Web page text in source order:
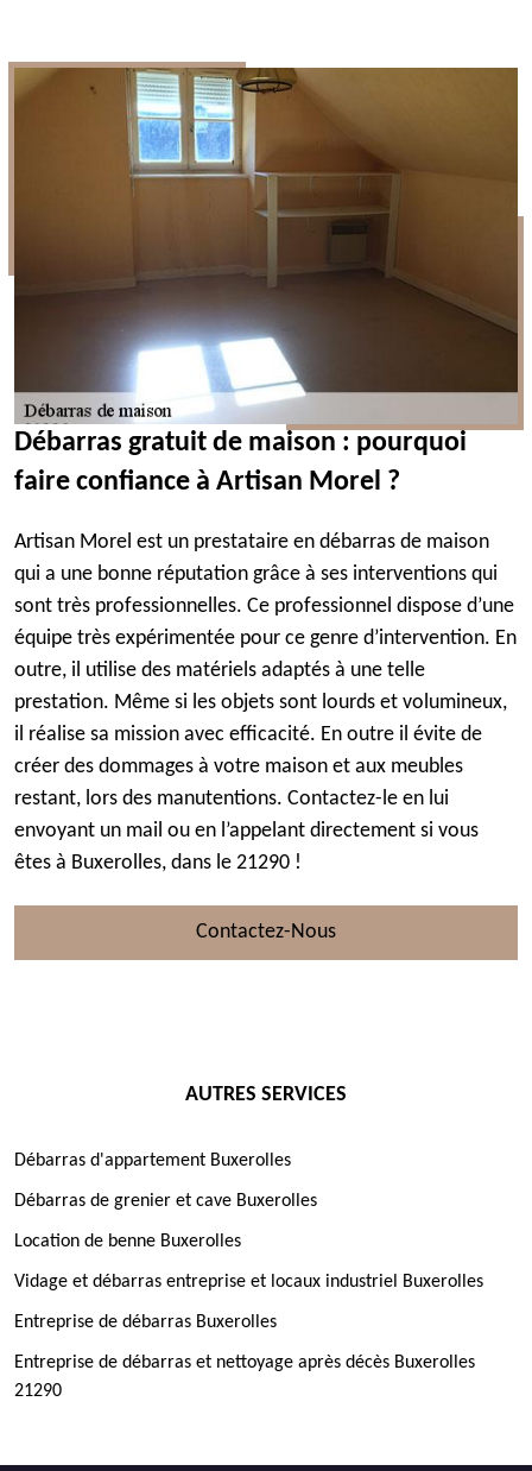
Débarras gratuit de maison : pourquoi
faire confiance à Artisan Morel ?
Artisan Morel est un prestataire en débarras de maison
qui a une bonne réputation grâce à ses interventions qui
sont très professionnelles. Ce professionnel dispose d’une
équipe très expérimentée pour ce genre d’intervention. En
outre, il utilise des matériels adaptés à une telle
prestation. Même si les objets sont lourds et volumineux,
il réalise sa mission avec efficacité. En outre il évite de
créer des dommages à votre maison et aux meubles
restant, lors des manutentions. Contactez-le en lui
envoyant un mail ou en l’appelant directement si vous
êtes à Buxerolles, dans le 21290 !
Contactez-Nous
AUTRES SERVICES
Débarras d'appartement Buxerolles
Débarras de grenier et cave Buxerolles
Location de benne Buxerolles
Vidage et débarras entreprise et locaux industriel Buxerolles
Entreprise de débarras Buxerolles
Entreprise de débarras et nettoyage après décès Buxerolles
21290